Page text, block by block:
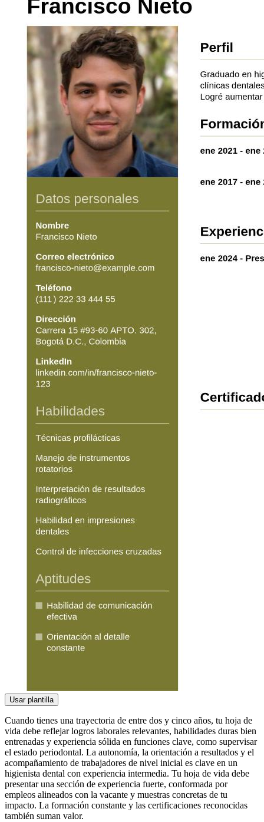
Usar plantilla
Cuando tienes una trayectoria de entre dos y cinco años, tu hoja de
vida debe reflejar logros laborales relevantes, habilidades duras bien
entrenadas y experiencia sólida en funciones clave, como supervisar
el estado periodontal. La autonomía, la orientación a resultados y el
acompañamiento de trabajadores de nivel inicial es clave en un
higienista dental con experiencia intermedia. Tu hoja de vida debe
presentar una sección de experiencia fuerte, conformada por
empleos alineados con la vacante y muestras concretas de tu
impacto. La formación constante y las certificaciones reconocidas
también suman valor.